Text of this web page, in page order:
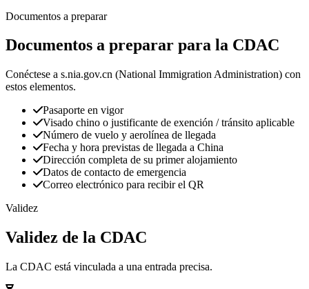
Documentos a preparar
Documentos a preparar para la CDAC
Conéctese a s.nia.gov.cn (National Immigration Administration) con
estos elementos.
Pasaporte en vigor
Visado chino o justificante de exención / tránsito aplicable
Número de vuelo y aerolínea de llegada
Fecha y hora previstas de llegada a China
Dirección completa de su primer alojamiento
Datos de contacto de emergencia
Correo electrónico para recibir el QR
Validez
Validez de la CDAC
La CDAC está vinculada a una entrada precisa.